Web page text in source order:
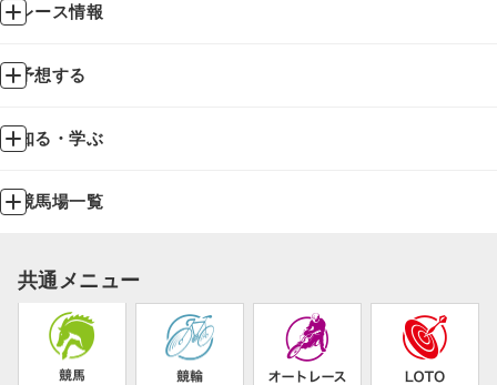
レース情報
予想する
知る・学ぶ
競馬場一覧
共通メニュー